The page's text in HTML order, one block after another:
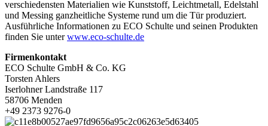
verschiedensten Materialien wie Kunststoff, Leichtmetall, Edelstahl
und Messing ganzheitliche Systeme rund um die Tür produziert.
Ausführliche Informationen zu ECO Schulte und seinen Produkten
finden Sie unterwww.eco-schulte.de
Firmenkontakt
ECO Schulte GmbH & Co. KG
Torsten Ahlers
Iserlohner Landstraße 117
58706 Menden
+49 2373 9276-0